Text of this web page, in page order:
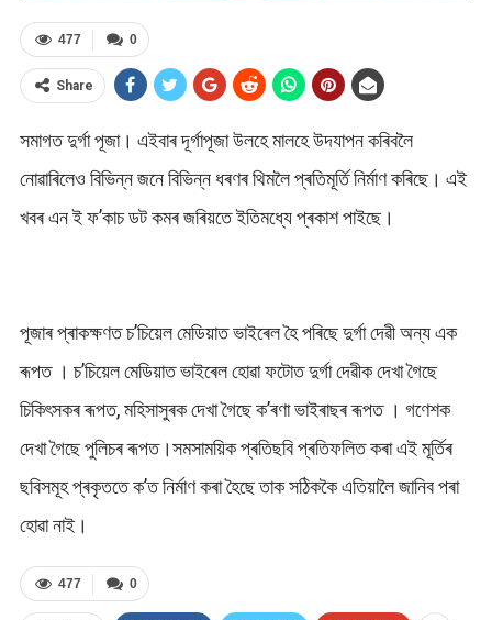
0
477
Share
সমাগত দুৰ্গা পূজা। এইবাৰ দূৰ্গাপূজা উলহে মালহে উদযাপন কৰিবলৈ
নোৱাৰিলেও বিভিন্ন জনে বিভিন্ন ধৰণৰ থিমলৈ প্ৰতিমূৰ্তি নিৰ্মাণ কৰিছে। এই
খবৰ এন ই ফ’কাচ ডট কমৰ জৰিয়তে ইতিমধ্যে প্ৰকাশ পাইছে।
পূজাৰ প্ৰাকক্ষণত চ’চিয়েল মেডিয়াত ভাইৰেল হৈ পৰিছে দুৰ্গা দেৱী অন্য এক
ৰূপত । চ’চিয়েল মেডিয়াত ভাইৰেল হোৱা ফটোত দুৰ্গা দেৱীক দেখা গৈছে
চিকিৎসকৰ ৰূপত, মহিসাসুৰক দেখা গৈছে ক’ৰণা ভাইৰাছৰ ৰূপত । গণেশক
দেখা গৈছে পুলিচৰ ৰূপত।সমসাময়িক প্ৰতিছবি প্ৰতিফলিত কৰা এই মূৰ্তিৰ
ছবিসমূহ প্ৰকৃততে ক’ত নিৰ্মাণ কৰা হৈছে তাক সঠিককৈ এতিয়ালৈ জানিব পৰা
হোৱা নাই।
0
477